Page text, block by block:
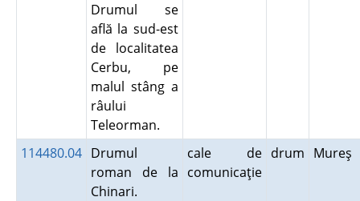
Drumul se
află la sud-est
de localitatea
Cerbu, pe
malul stâng a
râului
Teleorman.
114480.04 Drumul
roman de la
Chinari.
cale de
comunicaţie
drum Mureş